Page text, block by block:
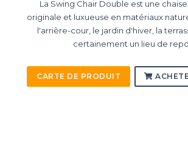
La Swing Chair Double est une
originale et luxueuse en matériaux
l'arrière-cour, le jardin d'hiver, la
certainement un lieu de repos
CARTE DE PRODUIT